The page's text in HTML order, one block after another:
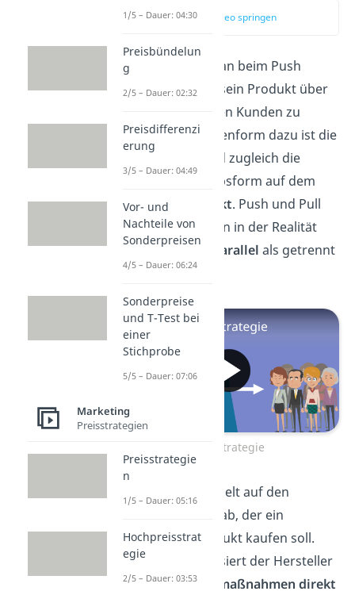
zum Video springen
Merk dir, dass man beim Push
Prinzip versucht sein Produkt über
an den Kunden zu
bringen. Die Gegenform dazu ist die
Pull Strategie und zugleich die
üblichste Vertriebsform auf dem
Verbrauchermarkt. Push und Pull
Strategien werden in der Realität
allerdings eher
parallel als getrennt
verwendet.
Pull Strategie
Das Pull Prinzip zielt auf den
ab, der ein
bestimmtes Produkt kaufen soll.
Deswegen fokussiert der Hersteller
seineMarketingmaßnahmen direkt
1/5 – Dauer: 04:30
Preisbündelun
g
2/5 – Dauer: 02:32
Preisdifferenzi
erung
3/5 – Dauer: 04:49
Vor- und
Nachteile von
Sonderpreisen
4/5 – Dauer: 06:24
Sonderpreise
und T-Test bei
einer
Stichprobe
5/5 – Dauer: 07:06
Marketing
Preisstrategien
Preisstrategie
n
1/5 – Dauer: 05:16
Hochpreisstrat
egie
2/5 – Dauer: 03:53